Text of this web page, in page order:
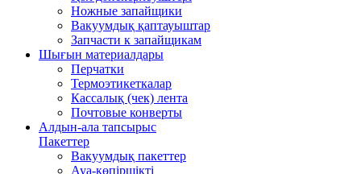
Ножные запайщики
Вакуумдық қаптауыштар
Запчасти к запайщикам
Шығын материалдары
Перчатки
Термоэтикеткалар
Кассалық (чек) лента
Почтовые конверты
Алдын-ала тапсырыс
Пакеттер
Вакуумдық пакеттер
Ауа-көпіршікті